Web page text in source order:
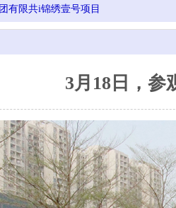
有限共i锦绣壹号项目
3月18日，参